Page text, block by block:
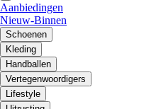
Aanbiedingen
Nieuw-Binnen
Schoenen
Kleding
Handballen
Vertegenwoordigers
Lifestyle